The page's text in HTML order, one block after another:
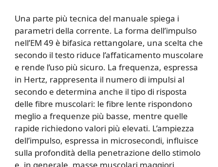
Una parte più tecnica del manuale spiega i
parametri della corrente. La forma dell’impulso
nell’EM 49 è bifasica rettangolare, una scelta che
secondo il testo riduce l’affaticamento muscolare
e rende l’uso più sicuro. La frequenza, espressa
in Hertz, rappresenta il numero di impulsi al
secondo e determina anche il tipo di risposta
delle fibre muscolari: le fibre lente rispondono
meglio a frequenze più basse, mentre quelle
rapide richiedono valori più elevati. L’ampiezza
dell’impulso, espressa in microsecondi, influisce
sulla profondità della penetrazione dello stimolo
e, in generale, masse muscolari maggiori